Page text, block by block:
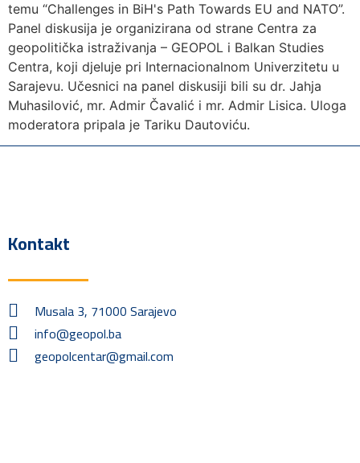
temu “Challenges in BiH's Path Towards EU and NATO”.
Panel diskusija je organizirana od strane Centra za
geopolitička istraživanja – GEOPOL i Balkan Studies
Centra, koji djeluje pri Internacionalnom Univerzitetu u
Sarajevu. Učesnici na panel diskusiji bili su dr. Jahja
Muhasilović, mr. Admir Čavalić i mr. Admir Lisica. Uloga
moderatora pripala je Tariku Dautoviću.
Kontakt
Musala 3, 71000 Sarajevo
info@geopol.ba
geopolcentar@gmail.com